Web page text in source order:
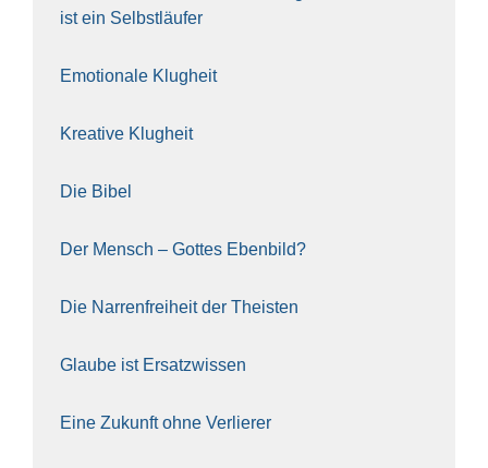
ist ein Selbst­läu­fer
Emo­tio­na­le Klug­heit
Krea­ti­ve Klug­heit
Die Bibel
Der Mensch – Got­tes Eben­bild?
Die Nar­ren­frei­heit der The­is­ten
Glau­be ist Ersatz­wis­sen
Eine Zukunft ohne Ver­lie­rer